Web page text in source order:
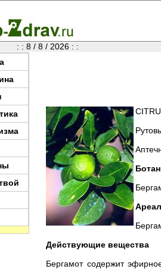
: : 8 / 8 / 2026 : :
Действующие вещества
Бергамот содержит